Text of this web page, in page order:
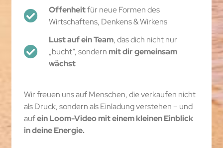
Offenheitfür neue Formen des
Wirtschaftens, Denkens & Wirkens
Lust auf ein Team, das dich nicht nur
„bucht“, sondern mit dir gemeinsam
wächst
Wir freuen uns auf Menschen, die verkaufen nicht
als Druck, sondern als Einladung verstehen – und
aufein Loom-Video mit einem kleinen Einblick
in deine Energie.